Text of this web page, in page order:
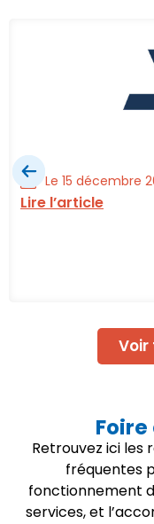
Le 15 décembre
Lire l’article
Retrouvez ici les
fréquentes
fonctionnement
services, et